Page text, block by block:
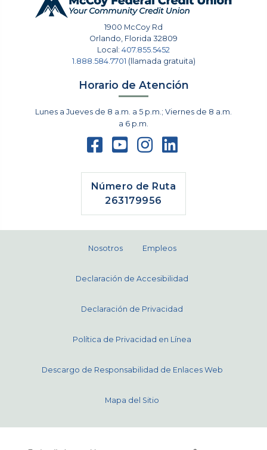
1900 McCoy Rd
Orlando Florida 32809
Local: 407.855.5452
1.888.584.7701 (llamada gratuita)
Horario de Atención
Lunes a Jueves de 8 a.m. a 5 p.m.; Viernes de 8 a.m.
a 6 p.m.
Número de Ruta
263179956
Nosotros Empleos
Declaración de Accesibilidad
Declaración de Privacidad
Política de Privacidad en Línea
Descargo de Responsabilidad de Enlaces Web
Mapa del Sitio